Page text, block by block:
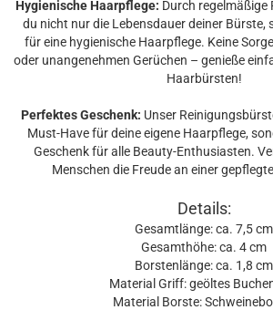
Hygienische Haarpflege: Durch regelmäßige
du nicht nur die Lebensdauer deiner Bürste,
für eine hygienische Haarpflege. Keine
oder unangenehmen Gerüchen – genieße
Haarbürsten!
Perfektes Geschenk: Unser
Must-Have für deine eigene Haarpflege,
Geschenk für alle Beauty-Enthusiasten.
Menschen die Freude an einer
Details:
Gesamtlänge: ca. 7,5 cm
Gesamthöhe: ca. 4 cm
Borstenlänge: ca. 1,8 cm
Material Griff: geöltes
Material Borste: